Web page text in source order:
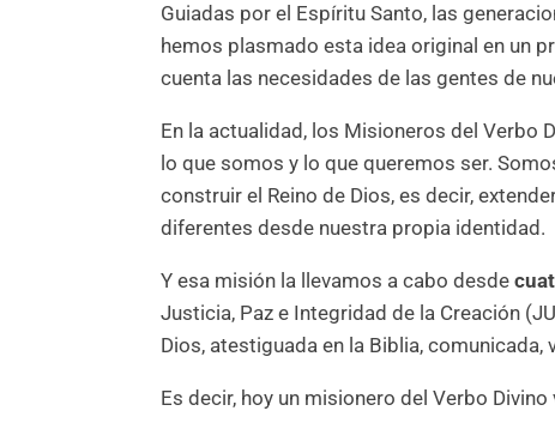
Guiadas por el Espíritu Santo, las
hemos plasmado esta idea original en un
cuenta las necesidades de las gentes de
En la actualidad, los Misioneros del Verbo
lo que somos y lo que queremos ser.
construir el Reino de Dios, es decir,
diferentes desde nuestra propia identidad.
Y esa misión la llevamos a cabo desde
Justicia, Paz e Integridad de la Creación
Dios, atestiguada en la Biblia, comunicada,
Es decir, hoy un misionero del Verbo